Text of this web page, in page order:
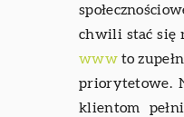
chwili stać się
wwwto
priorytetowe.
klientom